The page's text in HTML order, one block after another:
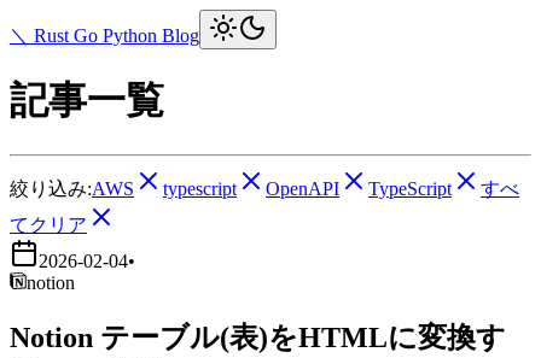
＼ Rust Go Python Blog
記事一覧
絞り込み:AWS typescript OpenAPI TypeScript
すべ
てクリア
2026-02-04•
notion
Notion テーブル(表)をHTMLに変換す